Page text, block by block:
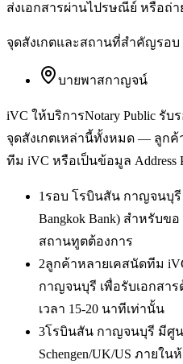
ส่งเอกสารผ่านไปรษณีย์ หรือถ่า
จุดสังเกตและสถานที่สำคัญรอบ
บายพาสกาญจน์
iVC ให้บริการNotary Public รับ
จุดสังเกตเหล่านี้ทั้งหมด — ลูก
ทีม iVC หรือเป็นข้อมูล Address
1 รอบ โรบินสัน กาญจนบุรี
Bangkok Bank) สำหรับขอ
สถานทูตต้องการ
2ลูกค้าหลายเคสนัดทีม
กาญจนบุรี เพื่อรับเอกสา
เวลา 15-20 นาทีเท่านั้น
3โรบินสัน กาญจนบุรี มีศู
Schengen/UK/US ภายใ